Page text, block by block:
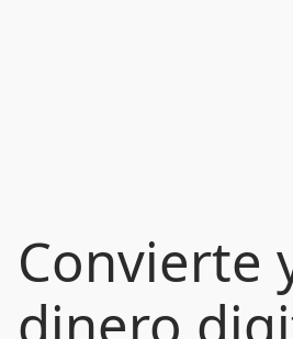
Convierte
dinero